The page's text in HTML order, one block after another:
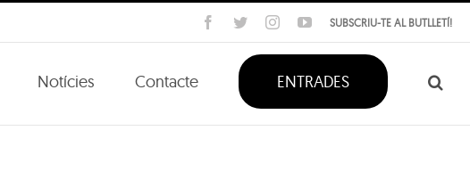
SUBSCRIU-TE AL BUTLLETÍ!
Facebook
TwitterInstagramYouTube
Notícies Contacte ENTRADES